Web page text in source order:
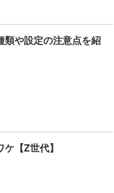
類や設定の注意点を紹
【Z世代】